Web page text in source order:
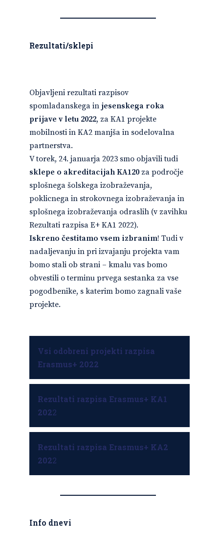
Rezultati/sklepi
Objavljeni rezultati razpisov
spomladanskega in jesenskega roka
prijave v letu 2022, za KA1 projekte
mobilnosti in KA2 manjša in sodelovalna
partnerstva.
V torek, 24. januarja 2023 smo objavili tudi
sklepe o akreditacijah KA120 za področje
splošnega šolskega izobraževanja,
poklicnega in strokovnega izobraževanja in
splošnega izobraževanja odraslih (v zavihku
Rezultati razpisa E+ KA1 2022).
Iskreno čestitamo vsem izbranim! Tudi v
nadaljevanju in pri izvajanju projekta vam
bomo stali ob strani – kmalu vas bomo
obvestili o terminu prvega sestanka za vse
pogodbenike, s katerim bomo zagnali vaše
projekte.
Vsi odobreni projekti razpisa
Erasmus+ 2022
Rezultati razpisa Erasmus+ KA1
2022
Rezultati razpisa Erasmus+ KA2
2022
Info dnevi